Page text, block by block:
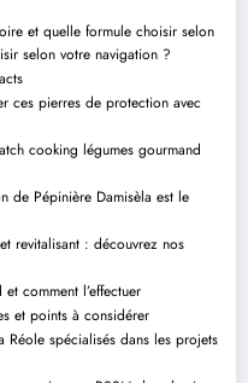
et quelle formule choisir selon
selon votre navigation ?
ces pierres de protection avec
cooking légumes gourmand
de Pépinière Damisèla est le
revitalisant : découvrez nos
comment l’effectuer
et points à considérer
spécialisés dans les projets